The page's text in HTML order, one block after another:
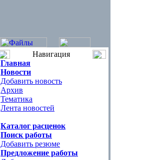
Навигация
Главная
Новости
Добавить новость
Архив
Тематика
Лента новостей
Каталог расценок
Поиск работы
Добавить резюме
Предложение работы